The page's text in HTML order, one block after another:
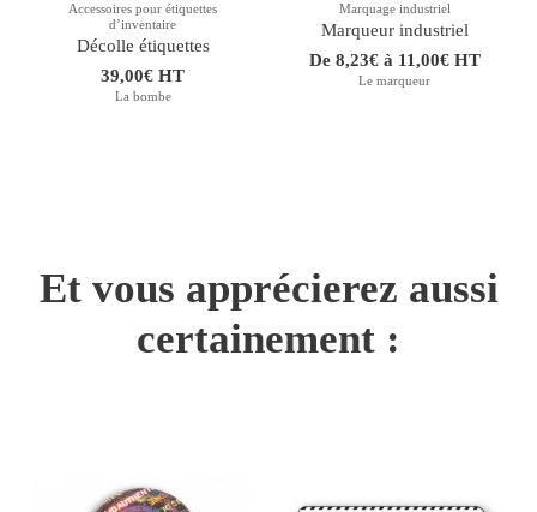
Accessoires pour étiquettes
dʼinventaire
Décolle étiquettes
39,00€ HT
La bombe
Marquage industriel
Marqueur industriel
De 8,23€ à 11,00€ HT
Le marqueur
Et vous apprécierez aussi
certainement :